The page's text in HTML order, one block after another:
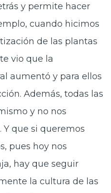
y permite hacer
cuando hicimos
de las plantas
vio que la
aumentó y para ellos
Además, todas las
y no nos
Y que si queremos
pues hoy nos
hay que seguir
la cultura de las